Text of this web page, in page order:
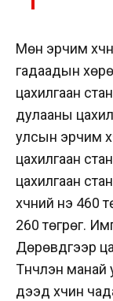
Мөн эрчим
гадаадын
цахилгаан
дулааны
улсын эрчим
цахилгаан
цахилгаан
хүчний үнэ 460
260 төгрөг.
Дөрөвдүгээр
Түүнчлэн
дээд хүчин